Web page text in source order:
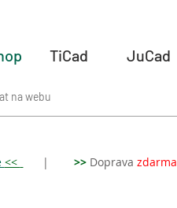
TiCad JuCad
<< | >> Doprava zdarma